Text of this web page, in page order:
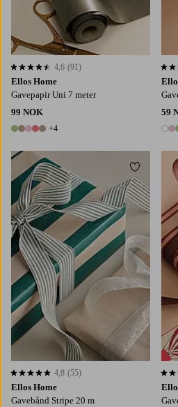
Ellos Home
Gavepapir Uni 7 meter
99 NOK
9 farger
+4
4,6 basert på 91 karaktergivninger
4,6 (91)
59
11
4,4
Ellos Home
Gavebånd Stripe 20 m
4,8 basert på 55 karaktergivninger
4,8 (55)
Legg til
4,4